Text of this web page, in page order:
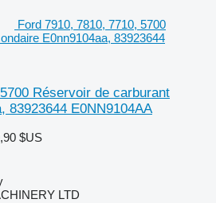
Ford 7910, 7810, 7710, 5700
E0nn9104aa, 83923644
Réservoir de carburant
83923644 E0NN9104AA
$US
LTD